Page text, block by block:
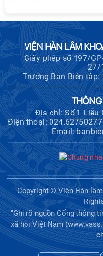
VIỆN HÀN LÂM
Giấy phép số 197/
27/
Trưởng Ban Biên tập:
THÔNG
Địa chỉ: Số 1 Liễu
Điện thoại:
Email:
Copyright © Viện Hàn
"Ghi rõ nguồn Cổng thông
xã hội Việt Nam